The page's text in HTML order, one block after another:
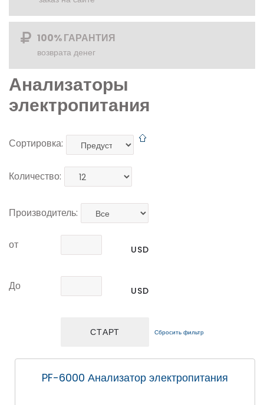
100% ГАРАНТИЯ
возврата денег
Анализаторы
электропитания
Сортировка:
Количество:
Производитель:
от USD
До USD
Сбросить фильтр
PF-6000 Анализатор электропитания